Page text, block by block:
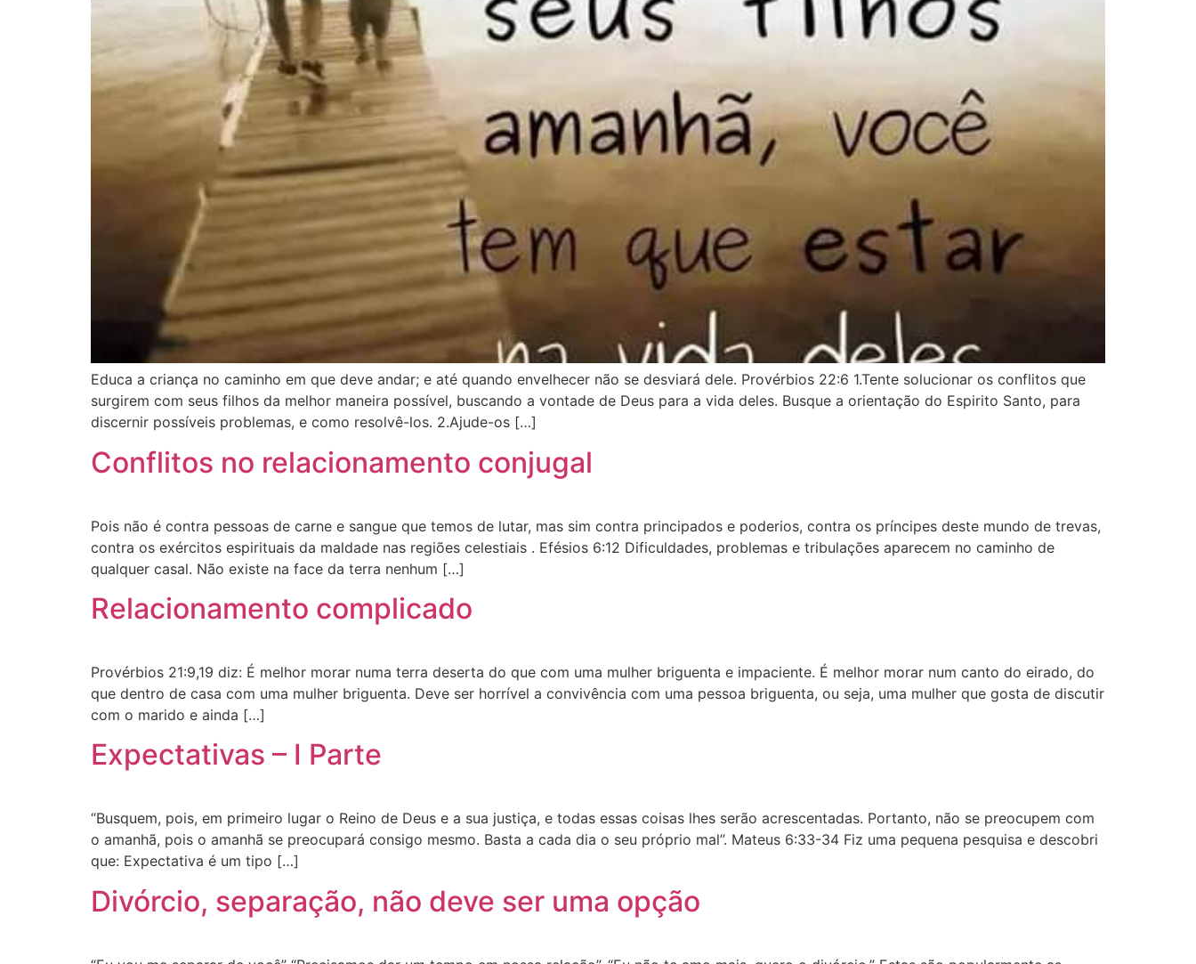
Educa a criança no caminho em que deve andar; e até quando envelhecer não se desviará dele. Provérbios 22:6 1.Tente solucionar os conflitos que
surgirem com seus filhos da melhor maneira possível, buscando a vontade de Deus para a vida deles. Busque a orientação do Espirito Santo, para
discernir possíveis problemas, e como resolvê-los. 2.Ajude-os […]
Conflitos no relacionamento conjugal
Pois não é contra pessoas de carne e sangue que temos de lutar, mas sim contra principados e poderios, contra os príncipes deste mundo de trevas,
contra os exércitos espirituais da maldade nas regiões celestiais . Efésios 6:12 Dificuldades, problemas e tribulações aparecem no caminho de
qualquer casal. Não existe na face da terra nenhum […]
Relacionamento complicado
Provérbios 21:9,19 diz: É melhor morar numa terra deserta do que com uma mulher briguenta e impaciente. É melhor morar num canto do eirado, do
que dentro de casa com uma mulher briguenta. Deve ser horrível a convivência com uma pessoa briguenta, ou seja, uma mulher que gosta de discutir
com o marido e ainda […]
Expectativas – I Parte
“Busquem, pois, em primeiro lugar o Reino de Deus e a sua justiça, e todas essas coisas lhes serão acrescentadas. Portanto, não se preocupem com
o amanhã, pois o amanhã se preocupará consigo mesmo. Basta a cada dia o seu próprio mal”. Mateus 6:33-34 Fiz uma pequena pesquisa e descobri
que: Expectativa é um tipo […]
Divórcio, separação, não deve ser uma opção